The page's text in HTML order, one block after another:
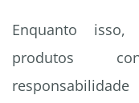
Enquanto
produtos